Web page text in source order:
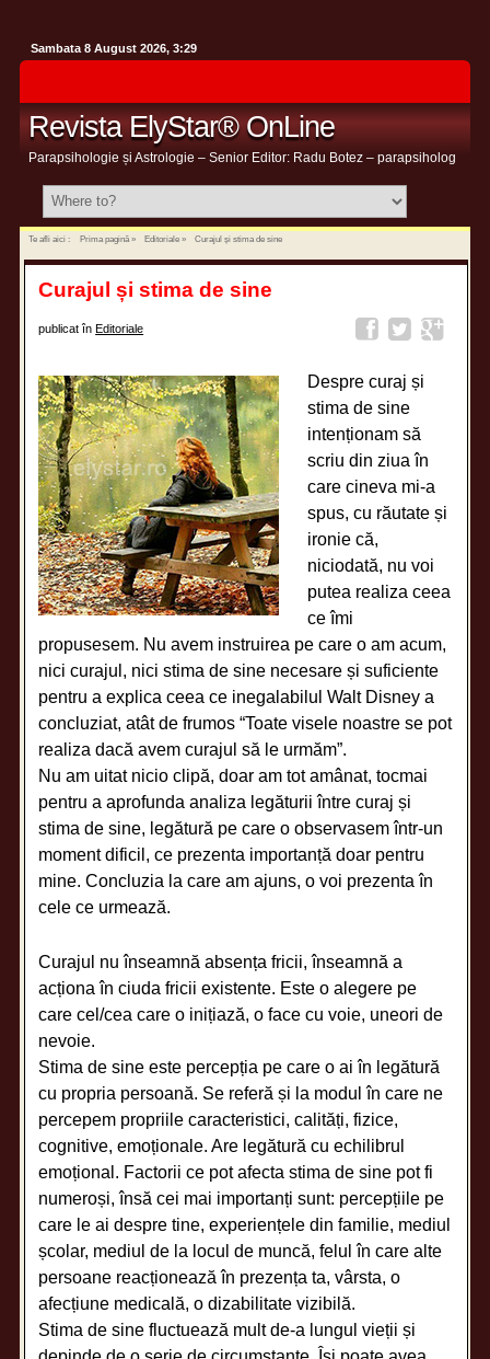
Sambata 8 August 2026, 3:29
Revista ElyStar® OnLine
Parapsihologie și Astrologie – Senior Editor: Radu Botez – parapsiholog
Te afli aici : Prima pagină» Editoriale» Curajul și stima de sine
Curajul și stima de sine
publicat înEditoriale
Despre curaj și
stima de sine
intenționam să
scriu din ziua în
care cineva mi-a
spus, cu răutate și
ironie că,
niciodată, nu voi
putea realiza ceea
ce îmi
propusesem. Nu avem instruirea pe care o am acum,
nici curajul, nici stima de sine necesare și suficiente
pentru a explica ceea ce inegalabilul Walt Disney a
concluziat, atât de frumos “Toate visele noastre se pot
realiza dacă avem curajul să le urmăm”.
Nu am uitat nicio clipă, doar am tot amânat, tocmai
pentru a aprofunda analiza legăturii între curaj și
stima de sine, legătură pe care o observasem într-un
moment dificil, ce prezenta importanță doar pentru
mine. Concluzia la care am ajuns, o voi prezenta în
cele ce urmează.
Curajul nu înseamnă absența fricii, înseamnă a
acționa în ciuda fricii existente. Este o alegere pe
care cel/cea care o inițiază, o face cu voie, uneori de
nevoie.
Stima de sine este percepția pe care o ai în legătură
cu propria persoană. Se referă și la modul în care ne
percepem propriile caracteristici, calități, fizice,
cognitive, emoționale. Are legătură cu echilibrul
emoțional. Factorii ce pot afecta stima de sine pot fi
numeroși, însă cei mai importanți sunt: percepțiile pe
care le ai despre tine, experiențele din familie, mediul
școlar, mediul de la locul de muncă, felul în care alte
persoane reacționează în prezența ta, vârsta, o
afecțiune medicală, o dizabilitate vizibilă.
Stima de sine fluctuează mult de-a lungul vieții și